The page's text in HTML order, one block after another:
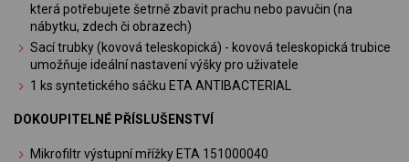
která potřebujete šetrně zbavit prachu nebo pavučin (na
nábytku, zdech či obrazech)
Sací trubky (kovová teleskopická) - kovová teleskopická trubice
umožňuje ideální nastavení výšky pro uživatele
1 ks syntetického sáčku ETA ANTIBACTERIAL
DOKOUPITELNÉ PŘÍSLUŠENSTVÍ
Mikrofiltr výstupní mřížky ETA 151000040